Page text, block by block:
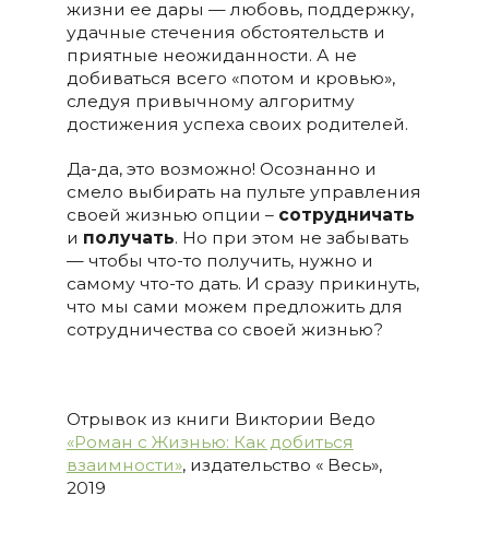
жизни ее дары — любовь, поддержку,
удачные стечения обстоятельств и
приятные неожиданности. А не
добиваться всего «потом и кровью»,
следуя привычному алгоритму
достижения успеха своих родителей.
Да-да, это возможно! Осознанно и
смело выбирать на пульте управления
своей жизнью опции – сотрудничать
и получать. Но при этом не забывать
— чтобы что-то получить, нужно и
самому что-то дать. И сразу прикинуть,
что мы сами можем предложить для
сотрудничества со своей жизнью?
Отрывок из книги Виктории Ведо
«Роман с Жизнью: Как добиться
взаимности», издательство « Весь»,
2019